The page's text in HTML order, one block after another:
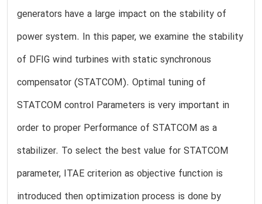
generators have a large impact on the stability of
power system. In this paper, we examine the stability
of DFIG wind turbines with static synchronous
compensator (STATCOM). Optimal tuning of
STATCOM control Parameters is very important in
order to proper Performance of STATCOM as a
stabilizer. To select the best value for STATCOM
parameter, ITAE criterion as objective function is
introduced then optimization process is done by